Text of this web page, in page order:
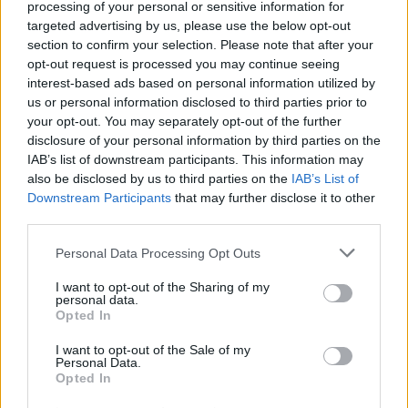
processing of your personal or sensitive information for
targeted advertising by us, please use the below opt-out
section to confirm your selection. Please note that after your
opt-out request is processed you may continue seeing
interest-based ads based on personal information utilized by
us or personal information disclosed to third parties prior to
your opt-out. You may separately opt-out of the further
disclosure of your personal information by third parties on the
IAB’s list of downstream participants. This information may
also be disclosed by us to third parties on the IAB’s List of
Downstream Participants that may further disclose it to other
Personal Data Processing Opt Outs
I want to opt-out of the Sharing of my
personal data.
Opted In
I want to opt-out of the Sale of my
Personal Data.
Opted In
nga Mickoski, Klekovski
dhe Toshkovski për
helmimin në Gostivar dhe
Maqedoni
kosto shtesë për të
siguruarit në Maqedoni,
njofton MSH-ja
BDI akuzon qeverinë se
lënë pas dore Korridorin 8
Vigenin: Maqedonia e
bullgarë për anëtarësimin
në BE